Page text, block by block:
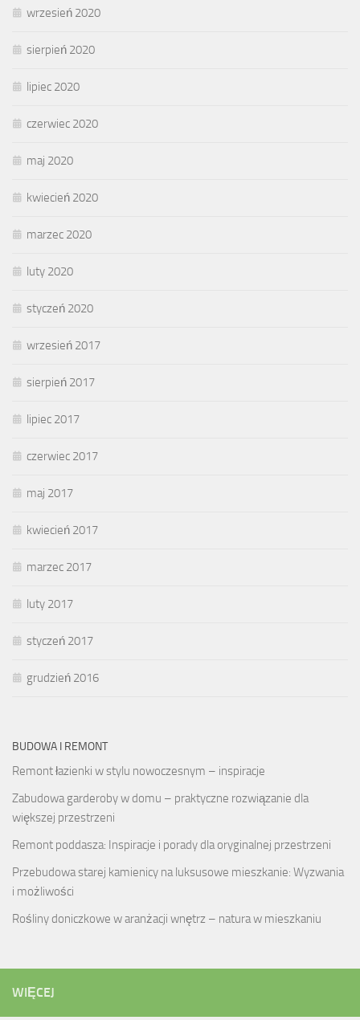
wrzesień 2020
sierpień 2020
lipiec 2020
czerwiec 2020
maj 2020
kwiecień 2020
marzec 2020
luty 2020
styczeń 2020
wrzesień 2017
sierpień 2017
lipiec 2017
czerwiec 2017
maj 2017
kwiecień 2017
marzec 2017
luty 2017
styczeń 2017
grudzień 2016
BUDOWA I REMONT
Remont łazienki w stylu nowoczesnym – inspiracje
Zabudowa garderoby w domu – praktyczne rozwiązanie dla
większej przestrzeni
Remont poddasza: Inspiracje i porady dla oryginalnej przestrzeni
Przebudowa starej kamienicy na luksusowe mieszkanie: Wyzwania
i możliwości
Rośliny doniczkowe w aranżacji wnętrz – natura w mieszkaniu
WIĘCEJ